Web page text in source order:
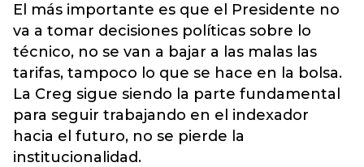
El más importante es que el Presidente no
va a tomar decisiones políticas sobre lo
técnico, no se van a bajar a las malas las
tarifas, tampoco lo que se hace en la bolsa.
La Creg sigue siendo la parte fundamental
para seguir trabajando en el indexador
hacia el futuro, no se pierde la
institucionalidad.